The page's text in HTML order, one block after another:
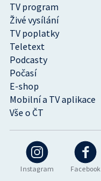
Instagram Facebook
TV program
Živé vysílání
TV poplatky
Teletext
Podcasty
Počasí
E-shop
Mobilní a TV aplikace
Vše o ČT